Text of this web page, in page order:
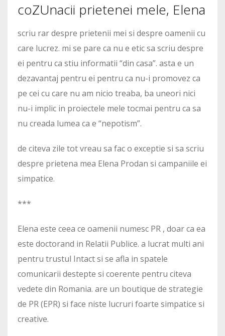
coZUnacii prietenei mele, Elena
scriu rar despre prietenii mei si despre oamenii cu
care lucrez. mi se pare ca nu e etic sa scriu despre
ei pentru ca stiu informatii “din casa”. asta e un
dezavantaj pentru ei pentru ca nu-i promovez ca
pe cei cu care nu am nicio treaba, ba uneori nici
nu-i implic in proiectele mele tocmai pentru ca sa
nu creada lumea ca e “nepotism”.
de citeva zile tot vreau sa fac o exceptie si sa scriu
despre prietena mea Elena Prodan si campaniile ei
simpatice.
***
Elena este ceea ce oamenii numesc PR , doar ca ea
este doctorand in Relatii Publice. a lucrat multi ani
pentru trustul Intact si se afla in spatele
comunicarii destepte si coerente pentru citeva
vedete din Romania. are un boutique de strategie
de PR (EPR) si face niste lucruri foarte simpatice si
creative.